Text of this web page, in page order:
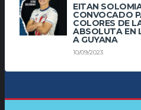
EITAN
CONVOCADO
COLORES DE
ABSOLUTA EN
A GUYANA
10/09/2023